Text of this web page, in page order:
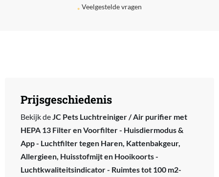
Veelgestelde vragen
Prijsgeschiedenis
Bekijk deJC Pets Luchtreiniger / Air purifier met
HEPA 13 Filter en Voorfilter - Huisdiermodus &
App - Luchtfilter tegen Haren, Kattenbakgeur,
Allergieen, Huisstofmijt en Hooikoorts -
Luchtkwaliteitsindicator - Ruimtes tot 100 m2-